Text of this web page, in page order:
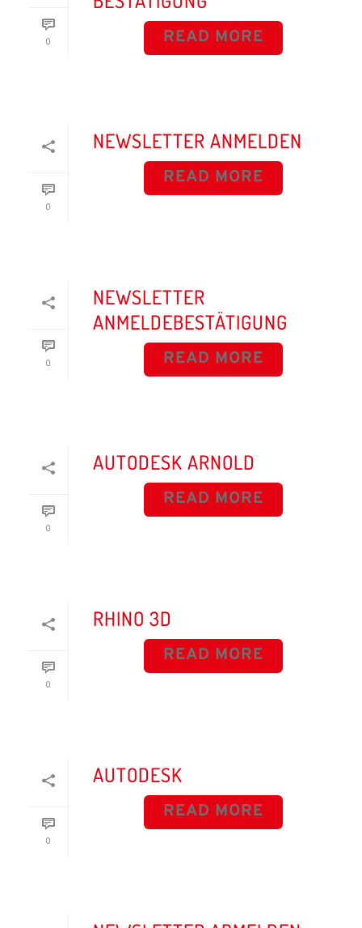
0 READ MORE
0
NEWSLETTER ANMELDEN
READ MORE
0
NEWSLETTER
ANMELDEBESTÄTIGUNG
READ MORE
0
AUTODESK ARNOLD
READ MORE
0
RHINO 3D
READ MORE
0
AUTODESK
READ MORE